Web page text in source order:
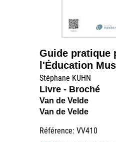
Guide pratique
l'Éducation
Stéphane KUHN
Livre - Broché
Van de Velde
Van de Velde
Référence: VV410